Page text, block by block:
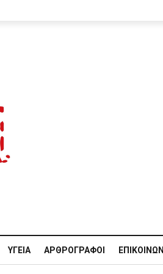
ΥΓΕΊΑ ΑΡΘΡΟΓΡΆΦΟΙ